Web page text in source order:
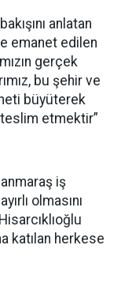
anlatan
emanet edilen
gerçek
bu şehir ve
büyüterek
etmektir”
iş
olmasını
katılan herkese